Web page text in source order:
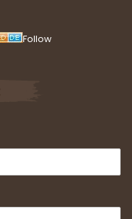
Follow